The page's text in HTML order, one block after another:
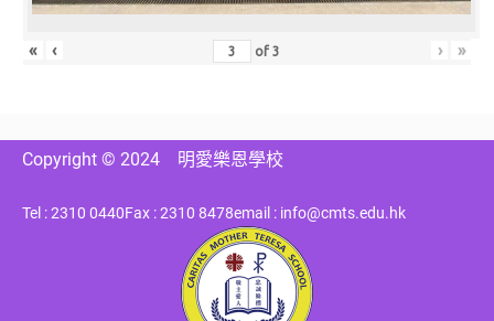
« ‹ of3 › »
Copyright © 2024 明愛樂恩學校
Tel : 2310 0440Fax : 2310 8478email : info@cmts.edu.hk